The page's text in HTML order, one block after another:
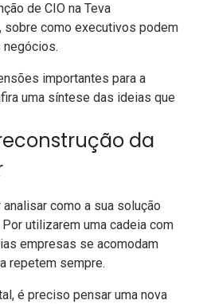
de CIO na Teva
sobre como executivos podem
importantes para a
uma síntese das ideias que
da
como a sua solução
utilizarem uma cadeia com
empresas se acomodam
repetem sempre.
é preciso pensar uma nova